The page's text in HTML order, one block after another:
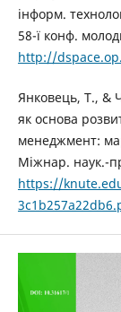
інформ.
58-ї конф.
http://
Янковець, Т., &
як основа
менеджмент:
Міжнар. наук.-
https://